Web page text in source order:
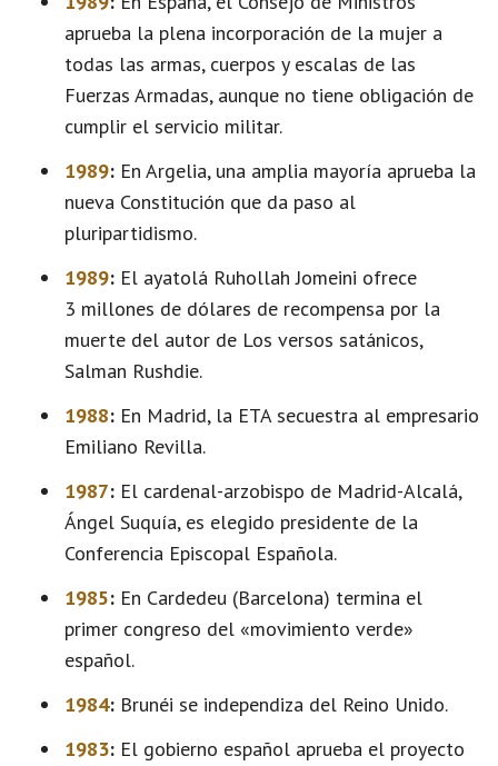
aprueba la plena incorporación de la mujer a
todas las armas, cuerpos y escalas de las
Fuerzas Armadas, aunque no tiene obligación de
cumplir el servicio militar.
1989: En Argelia, una amplia mayoría aprueba la
nueva Constitución que da paso al
pluripartidismo.
1989: El ayatolá Ruhollah Jomeini ofrece
3 millones de dólares de recompensa por la
muerte del autor de Los versos satánicos,
Salman Rushdie.
1988: En Madrid, la ETA secuestra al empresario
Emiliano Revilla.
1987: El cardenal-arzobispo de Madrid-Alcalá,
Ángel Suquía, es elegido presidente de la
Conferencia Episcopal Española.
1985: En Cardedeu (Barcelona) termina el
primer congreso del «movimiento verde»
español.
1984: Brunéi se independiza del Reino Unido.
1983: El gobierno español aprueba el proyecto